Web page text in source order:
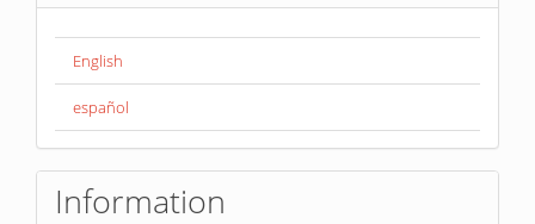
English
español
Information